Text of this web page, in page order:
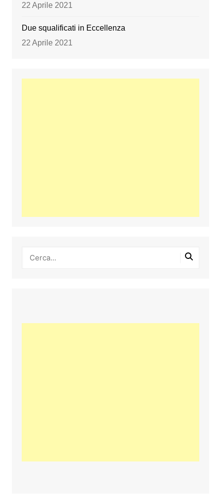
22 Aprile 2021
Due squalificati in Eccellenza
22 Aprile 2021